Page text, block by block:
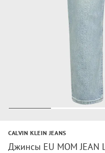
CALVIN KLEIN JEANS
Джинсы EU MOM JEAN